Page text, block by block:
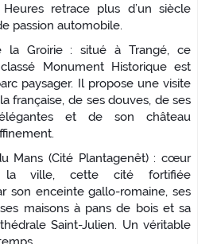
retrace plus d’un siècle
passion automobile.
la Groirie : situé à Trangé, ce
Monument Historique est
paysager. Il propose une visite
française, de ses douves, de ses
et de son château
Mans (Cité Plantagenêt) : cœur
la ville, cette cité fortifiée
son enceinte gallo-romaine, ses
maisons à pans de bois et sa
Saint-Julien. Un véritable